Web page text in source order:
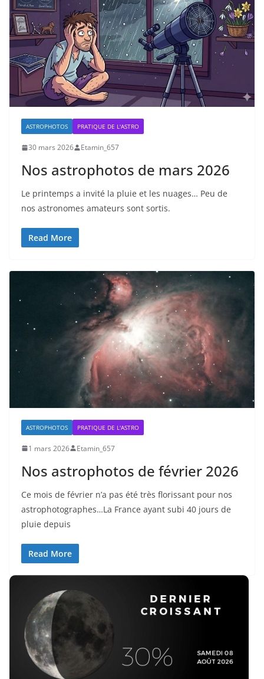
ASTROPHOTOS PRATIQUE DE L'ASTRO
30 mars 2026 Etamin_657
Nos astrophotos de mars 2026
Le printemps a invité la pluie et les nuages… Peu de
nos astronomes amateurs sont sortis.
Read More
ASTROPHOTOS PRATIQUE DE L'ASTRO
1 mars 2026 Etamin_657
Nos astrophotos de février 2026
Ce mois de février n’a pas été très florissant pour nos
astrophotographes…La France ayant subi 40 jours de
pluie depuis
Read More